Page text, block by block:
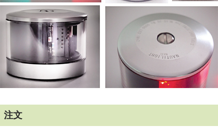
消費電力が少なく、 寿命の長い航海灯シリーズ
DC10～30Vのワイド電源に対応、安定化回路内蔵で電圧変
動を完全に吸収し、安定して発光する。
距離25mm、取付穴3個）に
取付互換性があり、そのまま交換可能。
注文